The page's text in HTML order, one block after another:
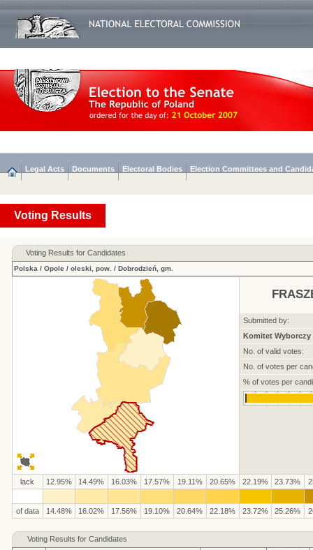
Legal Acts Documents Electoral Bodies Election Committees and
Voting Results
Voting Results for Candidates
Polska / Opole/ oleski, pow. / Dobrodzień, gm.
Submitted by:
Komitet Wyborczy
No. of valid votes:
No. of votes per
% of votes per
lack 12.95% 14.49% 16.03% 17.57% 19.11% 20.65% 22.19% 23.73%
of data 14.48% 16.02% 17.56% 19.10% 20.64% 22.18% 23.72% 25.26%
Voting Results for Candidates